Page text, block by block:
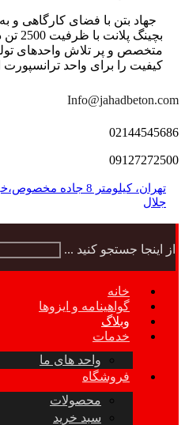
جهاد بتن با فضای کارگاهی و
بچینگ
متخصص و پر تلاش واحدهای
کیفیت را برای واحد ترانسپورت
Info@jahadbeton.com
02144545686
09127272500
تهران، کیلومتر 8
جلال
از اینجا جستجو کنید ...
خانه
گواهینامه و ایزوها
وبلاگ
خدمات
واحد های ما
فروشگاه
محصولات
سبد خرید